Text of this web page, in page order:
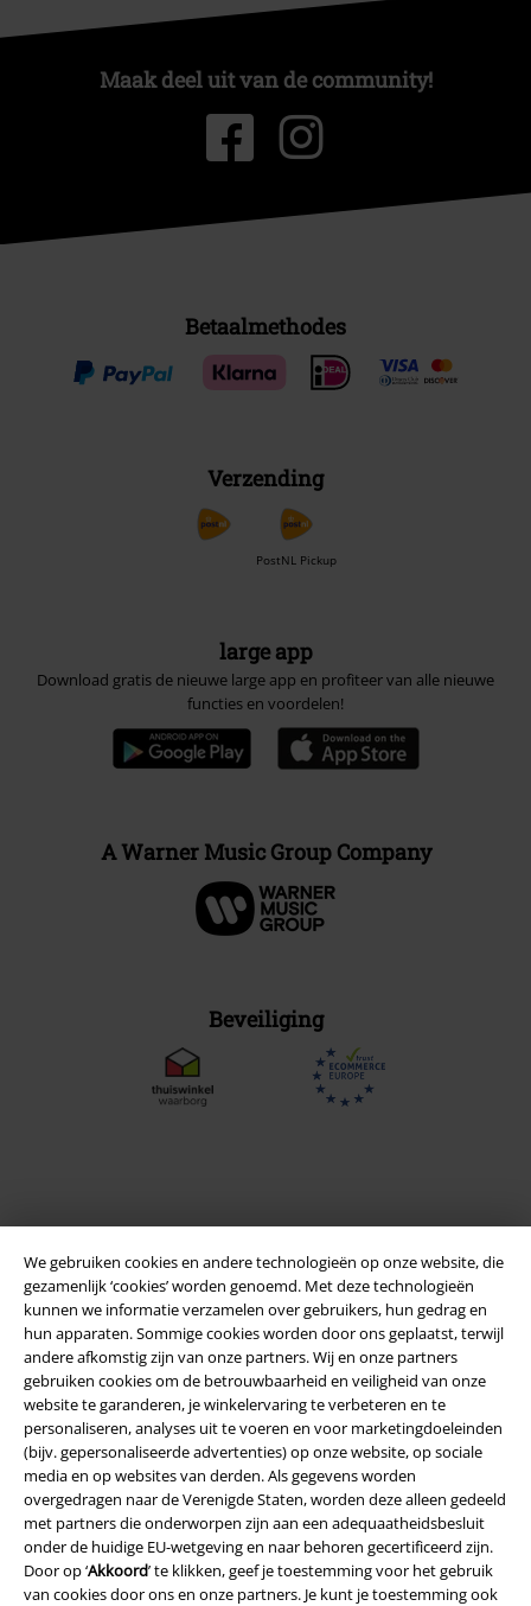
We gebruiken cookies en andere technologieën op onze website, die
gezamenlijk ‘cookies’ worden genoemd. Met deze technologieën
kunnen we informatie verzamelen over gebruikers, hun gedrag en
hun apparaten. Sommige cookies worden door ons geplaatst, terwijl
andere afkomstig zijn van onze partners. Wij en onze partners
gebruiken cookies om de betrouwbaarheid en veiligheid van onze
website te garanderen, je winkelervaring te verbeteren en te
personaliseren, analyses uit te voeren en voor marketingdoeleinden
(bijv. gepersonaliseerde advertenties) op onze website, op sociale
media en op websites van derden. Als gegevens worden
overgedragen naar de Verenigde Staten, worden deze alleen gedeeld
met partners die onderworpen zijn aan een adequaatheidsbesluit
onder de huidige EU-wetgeving en naar behoren gecertificeerd zijn.
Door op ‘Akkoord’ te klikken, geef je toestemming voor het gebruik
van cookies door ons en onze partners. Je kunt je toestemming ook
Maak deel uit van de community!
Betaalmethodes
Verzending
PostNL Pickup
large app
Download gratis de nieuwe large app en profiteer van alle nieuwe
functies en voordelen!
A Warner Music Group Company
Beveiliging
Legal
Algemene Voorwaarden
Bedrijfsgegevens
Privacyverklaring
Verklaring van conformiteit